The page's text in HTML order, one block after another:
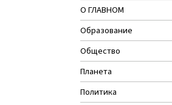
О ГЛАВНОМ
Образование
Общество
Планета
Политика